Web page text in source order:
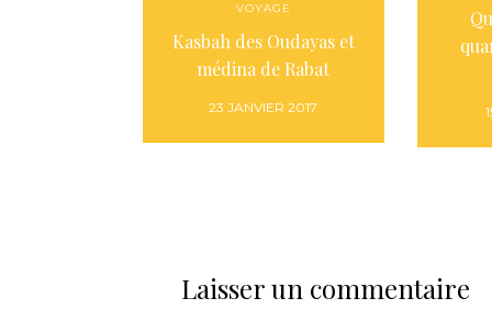
VOYAGE
Kasbah des Oudayas et
médina de Rabat
23 JANVIER 2017
Laisser un commentaire